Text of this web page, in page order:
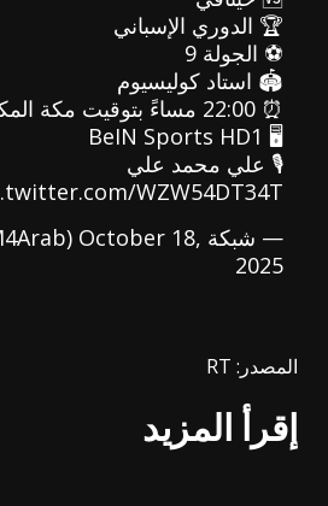
🏆 الدوري الإسباني
⚽️ الجولة 9
🏟️ استاد كوليسيوم
⏰ 22:00 مساءً بتوقيت مكة المكرمة
🖥 BeIN Sports HD1
🎙️ علي محمد علي
WZW54DT34T
— شبكة RM4Arab (@RM4Arab) October 18,
2025
المصدر: RT
إقرأ المزيد